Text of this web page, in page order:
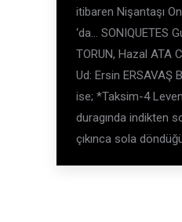
itibaren Nişantaşı
‘da… SONIQUETES
TORUN, Hazal ATA
Ud: Ersin ERSAVAŞ
ise; *Taksim-4
duragında indikten
çıkınca sola